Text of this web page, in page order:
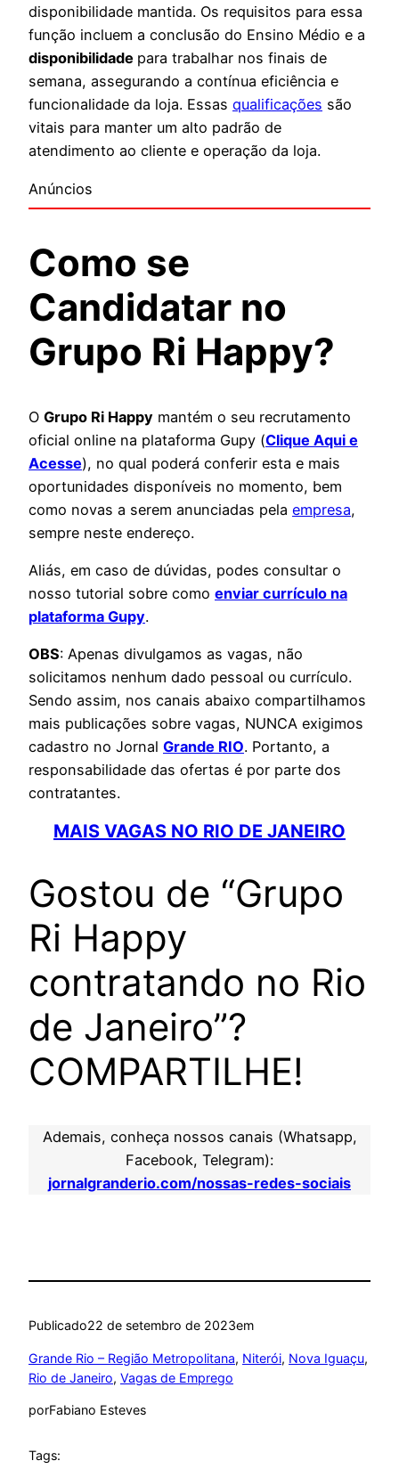
disponibilidade mantida. Os requisitos para essa
função incluem a conclusão do Ensino Médio e a
disponibilidade para trabalhar nos finais de
semana, assegurando a contínua eficiência e
funcionalidade da loja. Essas qualificações são
vitais para manter um alto padrão de
atendimento ao cliente e operação da loja.
Anúncios
Como se
Candidatar no
Grupo Ri Happy?
O Grupo Ri Happy mantém o seu recrutamento
oficial online na plataforma Gupy (Clique Aqui e
Acesse), no qual poderá conferir esta e mais
oportunidades disponíveis no momento, bem
como novas a serem anunciadas pela empresa,
sempre neste endereço.
Aliás, em caso de dúvidas, podes consultar o
nosso tutorial sobre como enviar currículo na
plataforma Gupy.
OBS: Apenas divulgamos as vagas, não
solicitamos nenhum dado pessoal ou currículo.
Sendo assim, nos canais abaixo compartilhamos
mais publicações sobre vagas, NUNCA exigimos
cadastro no Jornal Grande RIO. Portanto, a
responsabilidade das ofertas é por parte dos
contratantes.
MAIS VAGAS NO RIO DE JANEIRO
Gostou de “Grupo
Ri Happy
contratando no Rio
de Janeiro”?
COMPARTILHE!
Ademais, conheça nossos canais (Whatsapp,
Facebook, Telegram):
jornalgranderio.com/nossas-redes-sociais
Publicado22 de setembro de 2023em
Grande Rio – Região Metropolitana, Niterói, Nova Iguaçu
Rio de Janeiro, Vagas de Emprego
porFabiano Esteves
Tags: